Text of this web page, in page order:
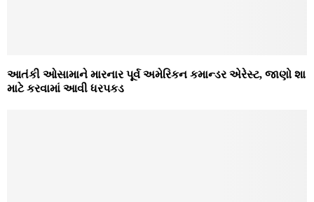
આતંકી ઓસામાને મારનાર પૂર્વ અમેરિકન કમાન્ડર એરેસ્ટ, જાણો શા
માટે કરવામાં આવી ધરપકડ